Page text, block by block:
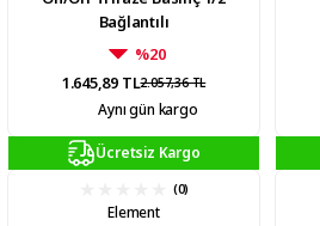
Bağlantılı
%20
1.645,89 TL2.057,36 TL
Aynı gün kargo
Ücretsiz Kargo
(0)
Element